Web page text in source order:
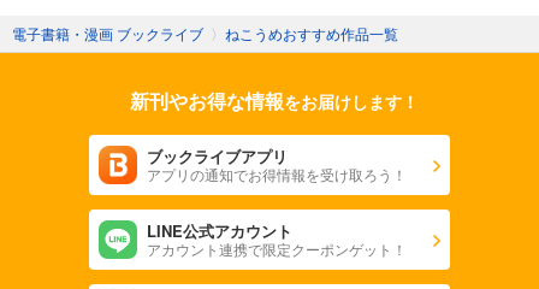
電子書籍・漫画 ブックライブ 〉 ねこうめおすすめ作品一覧
新刊やお得な情報をお届けします！
ブックライブアプリ
アプリの通知でお得情報を受け取ろう！
LINE公式アカウント
アカウント連携で限定クーポンゲット！